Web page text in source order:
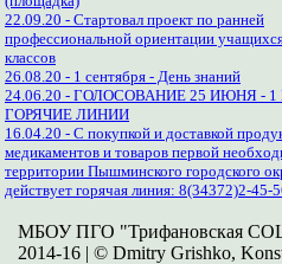
22.09.20 - Стартовал проект по ранней
профессиональной ориентации
классов
26.08.20 - 1 сентября - День знаний
24.06.20 - ГОЛОСОВАНИЕ 25 ИЮНЯ -
ГОРЯЧИЕ ЛИНИИ
16.04.20 - С покупкой и доставкой
медикаментов и товаров первой
территории Пышминского городского
действует горячая линия: 8(34372)2-45-
МБОУ ПГО "Трифановская
2014-16 | © Dmitry Grishko,